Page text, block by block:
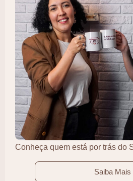
Conheça quem está por trás do
Saiba Mais